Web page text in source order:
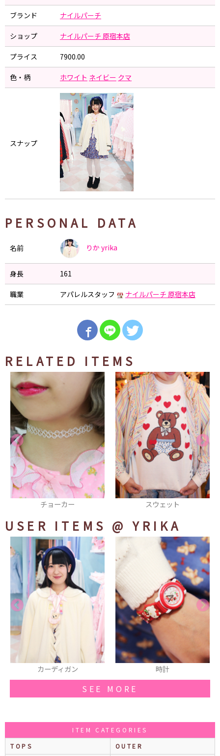
ブランド ナイルパーチ
ショップ ナイルパーチ 原宿本店
プライス 7900.00
色・柄 ホワイト ネイビー クマ
スナップ
PERSONAL DATA
名前 りか yrika
身長 161
職業 アパレルスタッフ ナイルパーチ 原宿本店
RELATED ITEMS
スウェット コート
USER ITEMS @ YRIKA
SEE MORE
ITEM CATEGORIES
TOPS
OUTER